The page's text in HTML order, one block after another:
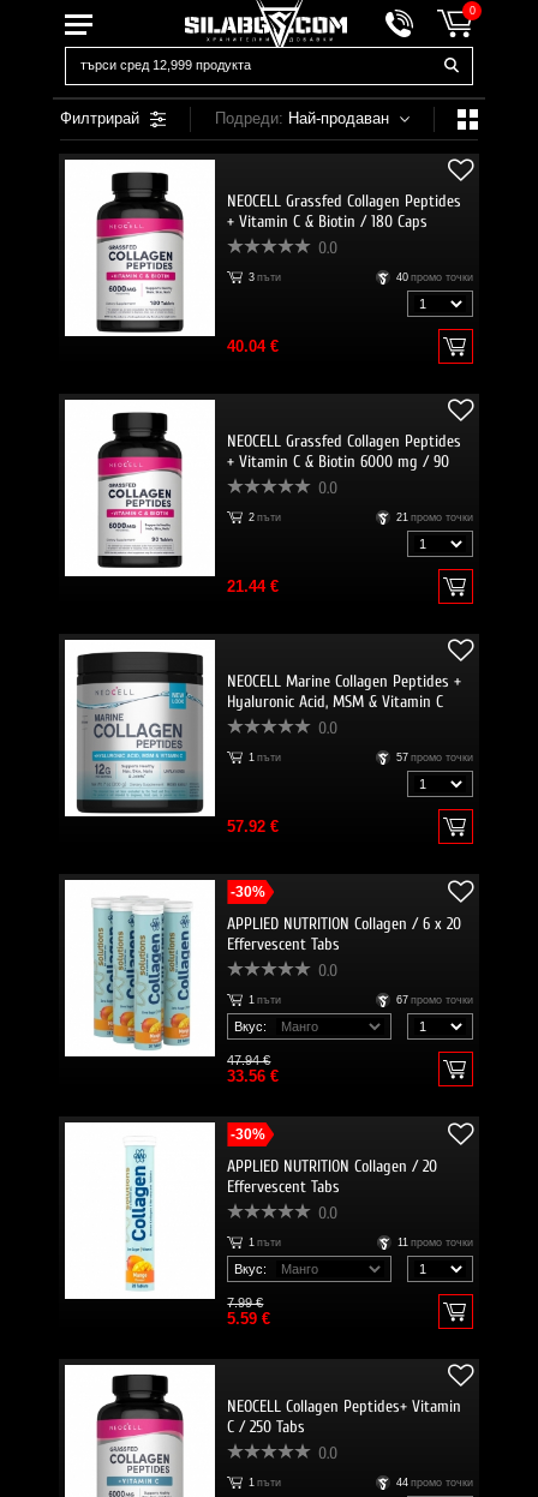
0
Филтрирай Подреди: Най-продаван
NEOCELL Grassfed Collagen Peptides
+ Vitamin C & Biotin / 180 Caps
0.0
3 пъти 40 промо точки
40.04 €
NEOCELL Grassfed Collagen Peptides
+ Vitamin C & Biotin 6000 mg / 90
Tabs
0.0
2 пъти 21 промо точки
21.44 €
NEOCELL Marine Collagen Peptides +
Hyaluronic Acid, MSM & Vitamin C
0.0
1 пъти 57 промо точки
57.92 €
-30%
APPLIED NUTRITION Collagen / 6 x 20
Effervescent Tabs
0.0
1 пъти 67 промо точки
Вкус:
47.94 €
33.56 €
-30%
APPLIED NUTRITION Collagen / 20
Effervescent Tabs
0.0
1 пъти 11 промо точки
Вкус:
7.99 €
5.59 €
NEOCELL Collagen Peptides+ Vitamin
C / 250 Tabs
0.0
1 пъти 44 промо точки